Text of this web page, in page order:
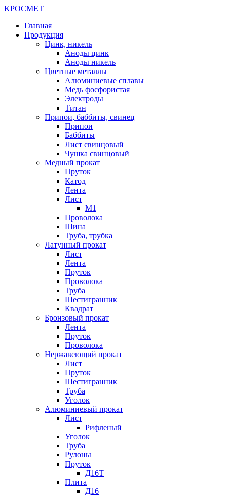
KРОСМЕТ
Главная
Продукция
Цинк, никель
Аноды цинк
Аноды никель
Цветные металлы
Алюминиевые сплавы
Медь фосфористая
Электроды
Титан
Припои, баббиты, свинец
Припои
Баббиты
Лист свинцовый
Чушка свинцовый
Медный прокат
Пруток
Катод
Лента
Лист
М1
Проволока
Шина
Труба, трубка
Латунный прокат
Лист
Лента
Пруток
Проволока
Труба
Шестигранник
Квадрат
Бронзовый прокат
Лента
Пруток
Проволока
Нержавеющий прокат
Лист
Пруток
Шестигранник
Труба
Уголок
Алюминиевый прокат
Лист
Рифленый
Уголок
Труба
Рулоны
Пруток
Д16Т
Плита
Д16